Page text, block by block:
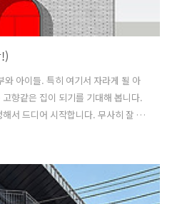
아이들. 특히 여기서 자라게 될 아
향같은 집이 되기를 기대해 봅니다.
서 드디어 시작합니다. 무사히 잘 지